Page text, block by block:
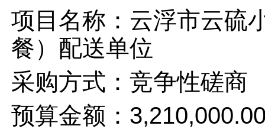
项目名称：云浮市云硫
餐）配送单位
采购方式：竞争性磋商
预算金额：